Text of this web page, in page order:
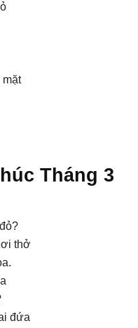
Tháng 3
thở
đứa